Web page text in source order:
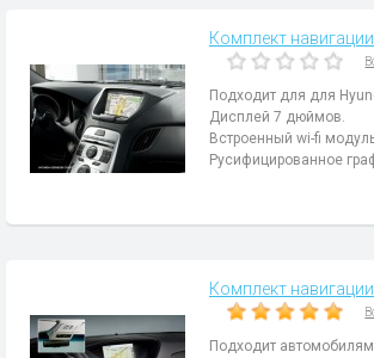
Комплект
Подходит для для
Дисплей 7 дюймов.
Встроенный wi-fi
Русифицированное
Комплект
Подходит